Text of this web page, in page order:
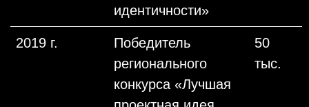
идентичности»
2019 г.
Победитель
регионального
конкурса «Лучшая
50
тыс.